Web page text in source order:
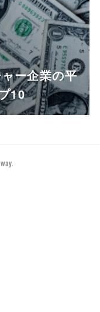
ー企業の平
10
.